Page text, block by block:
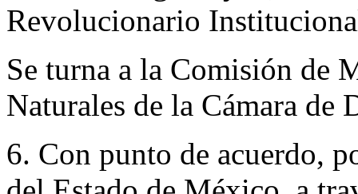
Revolucionario
Se turna a la Comisión de
Naturales de la Cámara de
6. Con punto de acuerdo,